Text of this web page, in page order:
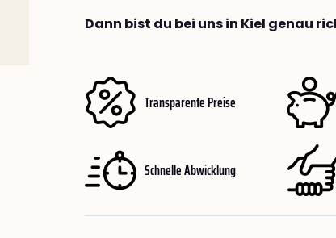
Dann bist du bei uns in Kiel genau
Transparente Preise
Schnelle Abwicklung